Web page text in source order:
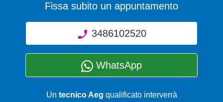
Fissa subito un appuntamento
3486102520
WhatsApp
Un tecnico Aeg qualificato interverrà